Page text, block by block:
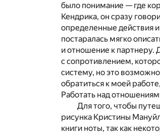
было понимание — где
Кендрика, он сразу
определенные действия и
постаралась мягко
и отношение к партнеру.
с сопротивлением,
систему, но это
обратиться к моей
Работать над
Для того, чтобы
рисунка Кристины
книги ноты, так как